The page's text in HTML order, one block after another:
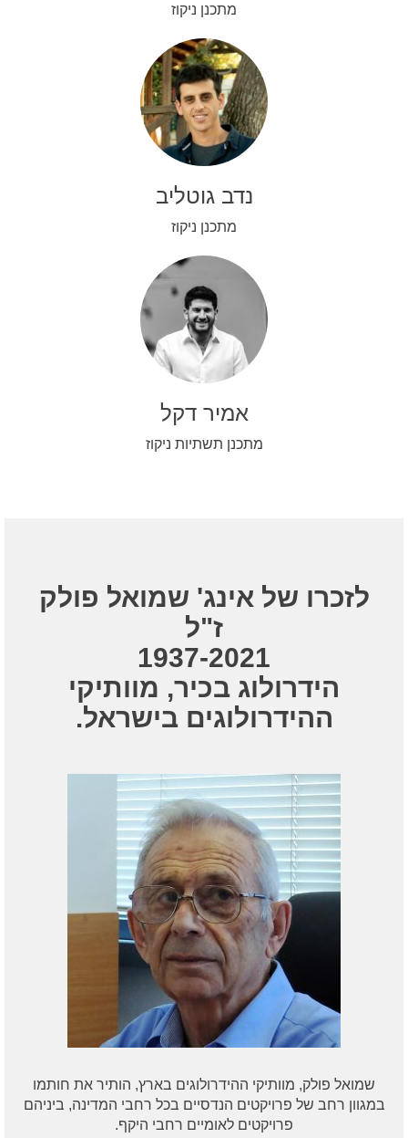
מתכנן ניקוז
נדב גוטליב
מתכנן ניקוז
אמיר דקל
מתכנן תשתיות ניקוז
לזכרו של אינג' שמואל פולק
ז"ל
1937-2021
הידרולוג בכיר, מוותיקי
ההידרולוגים בישראל.
שמואל פולק, מוותיקי ההידרולוגים בארץ, הותיר את חותמו
במגוון רחב של פרויקטים הנדסיים בכל רחבי המדינה, ביניהם
פרויקטים לאומיים רחבי היקף.